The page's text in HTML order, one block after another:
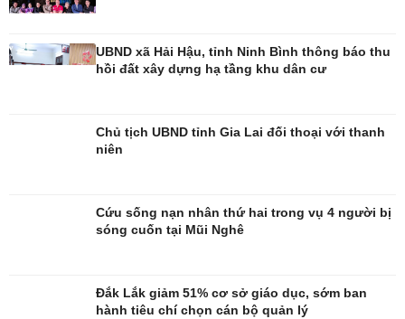
Săn Tour
check-in
UBND xã Hải Hậu, tỉnh Ninh Bình thông báo thu
hồi đất xây dựng hạ tầng khu dân cư
Chủ tịch UBND tỉnh Gia Lai đối thoại với thanh
niên
Cứu sống nạn nhân thứ hai trong vụ 4 người bị
sóng cuốn tại Mũi Nghê
Đắk Lắk giảm 51% cơ sở giáo dục, sớm ban
hành tiêu chí chọn cán bộ quản lý